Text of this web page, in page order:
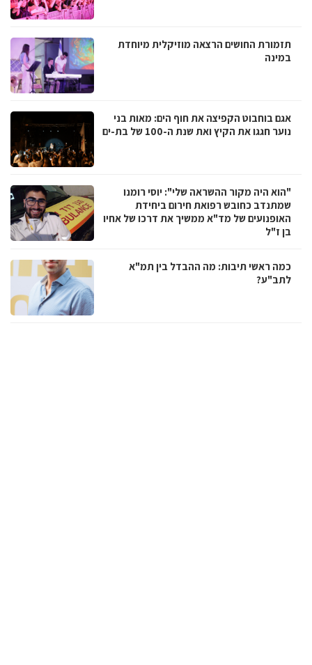
תזמורת החושים הרצאה מוזיקלית מיוחדת
במינה
אגם בוחבוט הקפיצה את חוף הים: מאות בני
נוער חגגו את הקיץ ואת שנת ה-100 של בת-ים
"הוא היה מקור ההשראה שלי": יוסי רומנו
שמתנדב כחובש רפואת חירום ביחידת
האופנועים של מד"א ממשיך את דרכו של אחיו
בן ז"ל
כמה ראשי תיבות: מה ההבדל בין תמ"א
לתב"ע?